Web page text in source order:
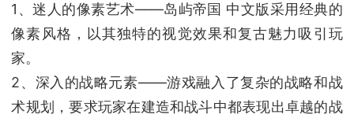
1、迷人的像素艺术——岛屿帝国 中文版采用经典的
像素风格，以其独特的视觉效果和复古魅力吸引玩
家。
2、深入的战略元素——游戏融入了复杂的战略和战
术规划，要求玩家在建造和战斗中都表现出卓越的战